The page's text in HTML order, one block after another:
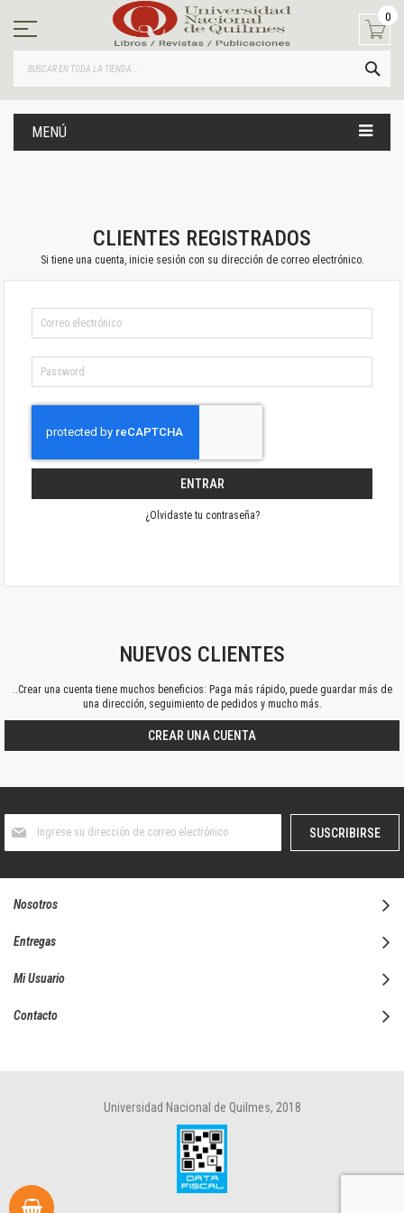
contenido
0
MENÚ
CLIENTES REGISTRADOS
Si tiene una cuenta, inicie sesión con su dirección de correo electrónico.
ENTRAR
¿Olvidaste tu contraseña?
NUEVOS CLIENTES
..Crear una cuenta tiene muchos beneficios: Paga más rápido, puede guardar más de
una dirección, seguimiento de pedidos y mucho más.
CREAR UNA CUENTA
boletín
SUSCRIBIRSE
Nosotros
Entregas
Mi Usuario
Contacto
Universidad Nacional de Quilmes, 2018